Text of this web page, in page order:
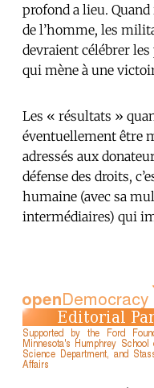
profond a lieu. Quand
de l’homme, les
devraient célébrer
qui mène à une
Les « résultats »
éventuellement être
adressés aux
défense des droits,
humaine (avec sa
intermédiaires) qui